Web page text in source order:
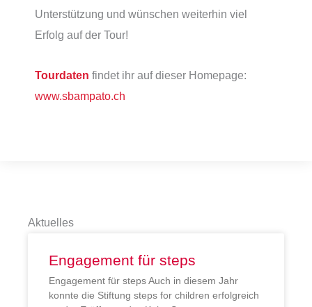
Unterstützung und wünschen weiterhin viel
Erfolg auf der Tour!
Tourdaten findet ihr auf dieser Homepage:
www.sbampato.ch
Aktuelles
Engagement für steps
Engagement für steps Auch in diesem Jahr
konnte die Stiftung steps for children erfolgreich